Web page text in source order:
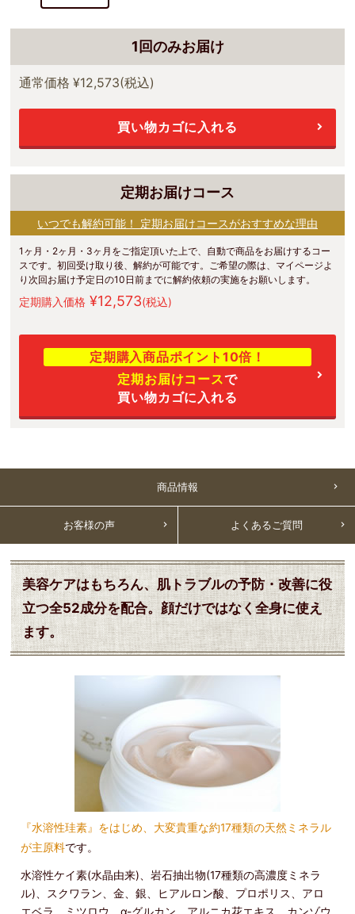
1回のみお届け
通常価格¥12,573(税込)
買い物カゴに入れる
定期お届けコース
いつでも解約可能！ 定期お届けコースがおすすめな理由
1ヶ月・2ヶ月・3ヶ月をご指定頂いた上で、自動で商品をお届けするコー
スです。初回受け取り後、解約が可能です。ご希望の際は、マイページよ
り次回お届け予定日の10日前までに解約依頼の実施をお願いします。
定期購入価格 ¥12,573(税込)
定期購入商品ポイント10倍！
定期お届けコースで
買い物カゴに入れる
商品情報
お客様の声 よくあるご質問
美容ケアはもちろん、肌トラブルの予防・改善に役
立つ全52成分を配合。顔だけではなく全身に使え
ます。
『水溶性珪素』をはじめ、大変貴重な約17種類の天然ミネラル
が主原料です。
水溶性ケイ素(水晶由来)、岩石抽出物(17種類の高濃度ミネラ
ル)、スクワラン、金、銀、ヒアルロン酸、プロポリス、アロ